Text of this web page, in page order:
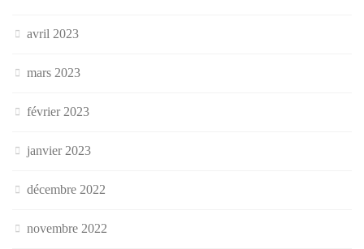
avril 2023
mars 2023
février 2023
janvier 2023
décembre 2022
novembre 2022